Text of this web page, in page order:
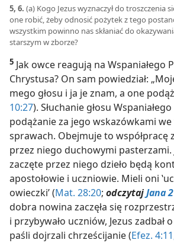
5, 6. (a) Kogo Jezus wyznaczył do troszczenia
one robić, żeby odnosić pożytek z tego
wszystkim powinno nas skłaniać do
starszym w zborze?
5 Jak owce reagują na Wspaniałego
Chrystusa? On sam powiedział:
mego głosu i ja je znam, a one
10:27). Słuchanie głosu
podążanie za jego wskazówkami
sprawach. Obejmuje to współpracę
przez niego duchowymi pasterzami.
zaczęte przez niego dzieło będą
apostołowie i uczniowie. Mieli oni
owieczki’ (Mat. 28:20; odczytajJana
dobra nowina zaczęła się
i przybywało uczniów, Jezus zadbał
paśli dojrzali chrześcijanie (Efez.